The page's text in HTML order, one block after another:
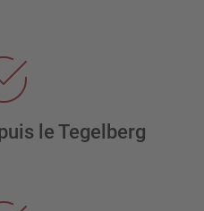
le Tegelberg